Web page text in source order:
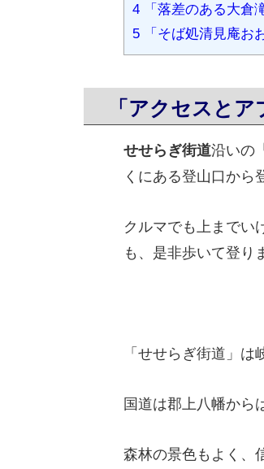
4 「落差のある大倉
5 「そば処清見庵お
「アクセスとア
せせらぎ街道沿いの
くにある登山口から
クルマでも上までい
も、是非歩いて登り
「せせらぎ街道」
国道は郡上八幡から
森林の景色もよく、